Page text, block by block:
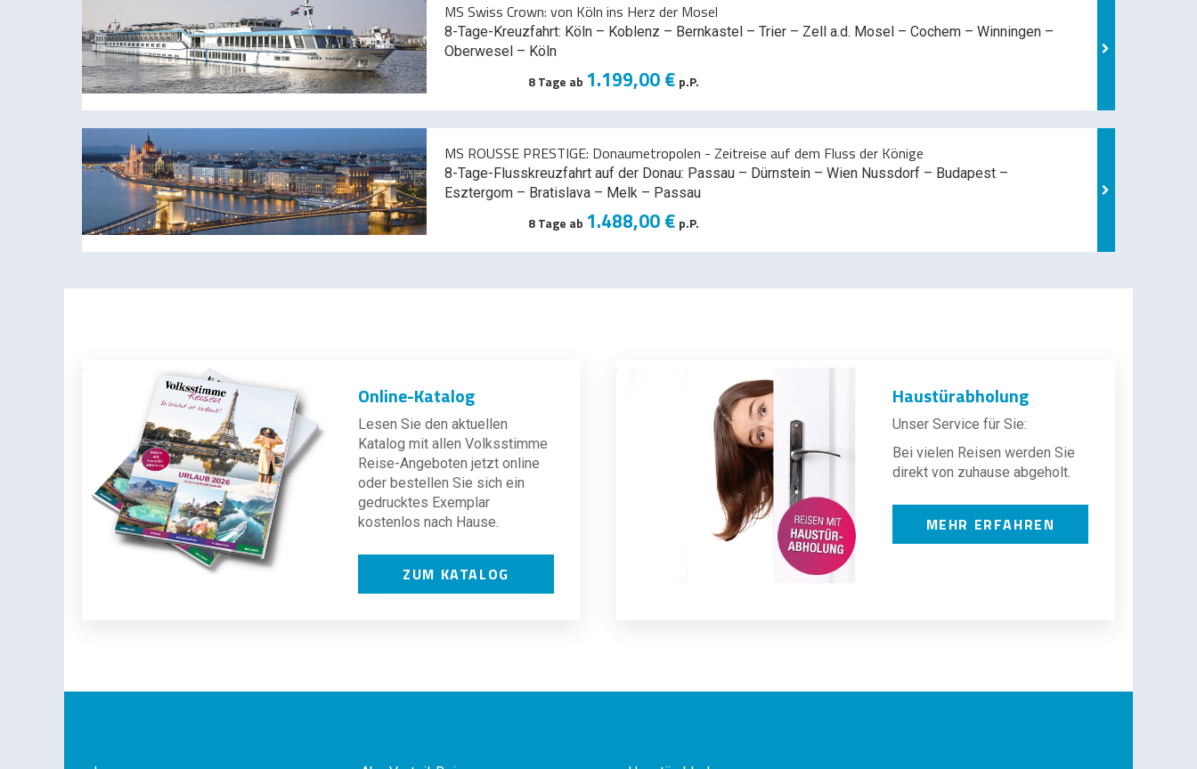
MS Swiss Crown: von Köln ins Herz der Mosel
8-Tage-Kreuzfahrt: Köln – Koblenz – Bernkastel – Trier – Zell a.d. Mosel – Cochem – Winningen –
Oberwesel – Köln
8 Tage ab 1.199,00 € p.P.
MS ROUSSE PRESTIGE: Donaumetropolen - Zeitreise auf dem Fluss der Könige
8-Tage-Flusskreuzfahrt auf der Donau: Passau – Dürnstein – Wien Nussdorf – Budapest –
Esztergom – Bratislava – Melk – Passau
8 Tage ab 1.488,00 € p.P.
Online-Katalog
Lesen Sie den aktuellen
Katalog mit allen Volksstimme
Reise-Angeboten jetzt online
oder bestellen Sie sich ein
gedrucktes Exemplar
kostenlos nach Hause.
ZUM KATALOG
Haustürabholung
Unser Service für Sie:
Bei vielen Reisen werden Sie
direkt von zuhause abgeholt.
MEHR ERFAHREN